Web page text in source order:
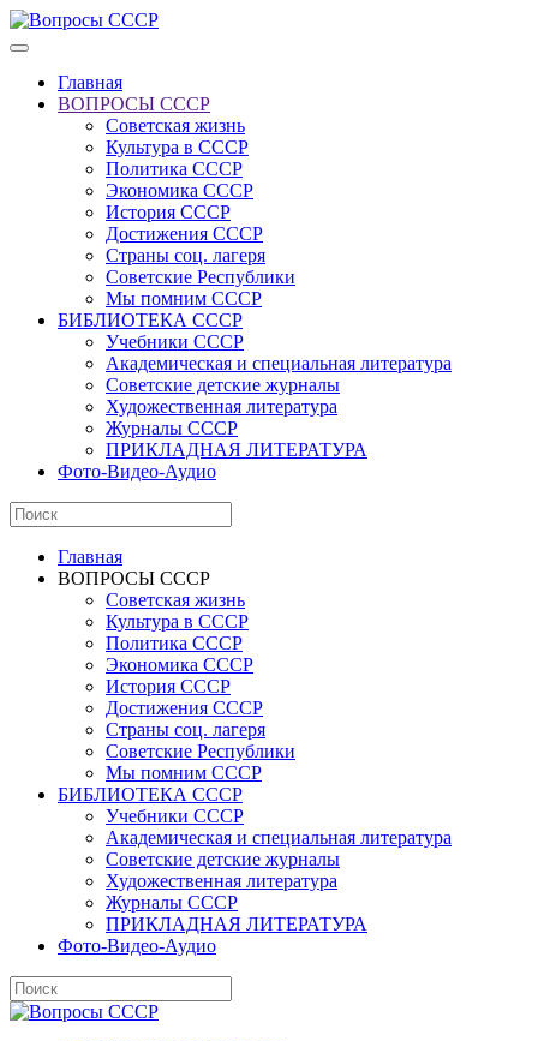
Главная
ВОПРОСЫ СССР
Советская жизнь
Культура в СССР
Политика СССР
Экономика СССР
История СССР
Достижения СССР
Страны соц. лагеря
Советские Республики
Мы помним СССР
БИБЛИОТЕКА СССР
Учебники СССР
Академическая и специальная литература
Советские детские журналы
Художественная литература
Журналы СССР
ПРИКЛАДНАЯ ЛИТЕРАТУРА
Фото-Видео-Аудио
Главная
ВОПРОСЫ СССР
Советская жизнь
Культура в СССР
Политика СССР
Экономика СССР
История СССР
Достижения СССР
Страны соц. лагеря
Советские Республики
Мы помним СССР
БИБЛИОТЕКА СССР
Учебники СССР
Академическая и специальная литература
Советские детские журналы
Художественная литература
Журналы СССР
ПРИКЛАДНАЯ ЛИТЕРАТУРА
Фото-Видео-Аудио